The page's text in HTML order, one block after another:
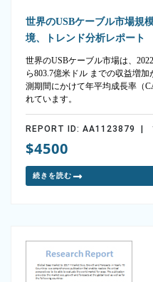
世界のUSBケーブル市場規
境、トレンド分析レポート
世界のUSBケーブル市場は、
ら803.7億米ドル までの収益増
測期間にかけて年平均成長率（
れています。
REPORT ID: AA1123879 |
$4500
続きを読む